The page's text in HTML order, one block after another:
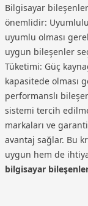
Bilgisayar
önemlidir:
uyumlu olması
uygun bileşenler
Tüketimi: Güç
kapasitede olması
performanslı
sistemi tercih
markaları ve
avantaj sağlar. Bu
uygun hem de
bilgisayar